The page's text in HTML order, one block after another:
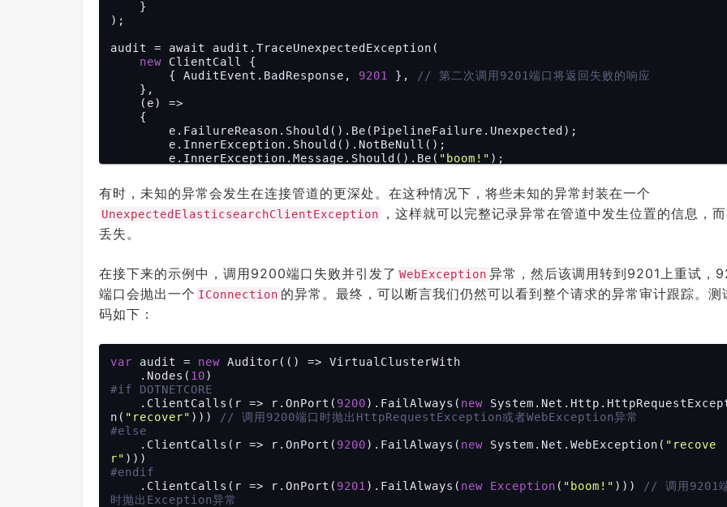
);
audit = await audit.TraceUnexpectedException(
new ClientCall {
        { AuditEvent.BadResponse,
9201 },
// 第二次调用9201端口将返回失败的响应
        e.InnerException.Message.Should().Be(
"boom!" );
有时，未知的异常会发生在连接管道的更深处。在这种情况下，将些未知的异常封装在一个
UnexpectedElasticsearchClientException
，这样就可以完整记录异常在管道中发生位置的信息，
丢失。
在接下来的示例中，调用9200端口失败并引发了 WebException 异常，然后该调用转到9201上重试，
端口会抛出一个 IConnection 的异常。最终，可以断言我们仍然可以看到整个请求的异常审计跟踪。测
码如下：
var audit = new Auditor(() => VirtualClusterWith
    .Nodes(
10
#if DOTNETCORE
    .ClientCalls(r => r.OnPort(
9200).FailAlways( new
n( "recover" )))
// 调用9200端口时抛出HttpRequestException或者WebException异常
#else
    .ClientCalls(r => r.OnPort(
9200).FailAlways( new System.Net.WebException( "recove
r"
#endif
    .ClientCalls(r => r.OnPort(
9201 ).FailAlways( new Exception ( "boom!" )))
// 调用9201
时抛出Exception异常